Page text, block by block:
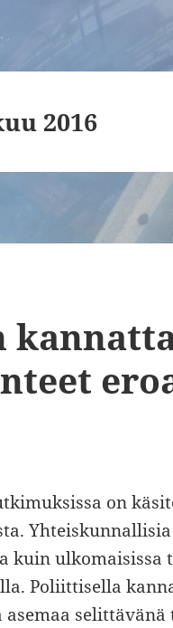
2016
on
kuin ulkomaisissa
Poliittisella